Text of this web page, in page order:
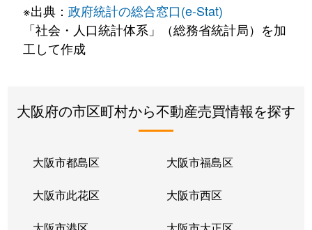
※出典： 政府統計の総合窓口(e-Stat)
「社会・人口統計体系」（総務省統計局）を加
工して作成
大阪府の市区町村から不動産売買情報を探す
大阪市都島区 大阪市福島区
大阪市此花区 大阪市西区